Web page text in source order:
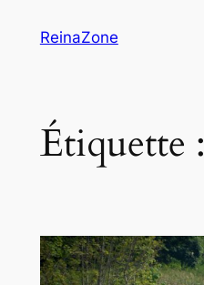
ReinaZone
Étiquette :